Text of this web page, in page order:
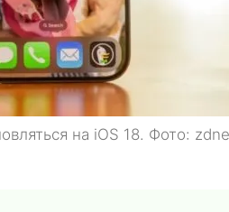
на iOS 18. Фото: